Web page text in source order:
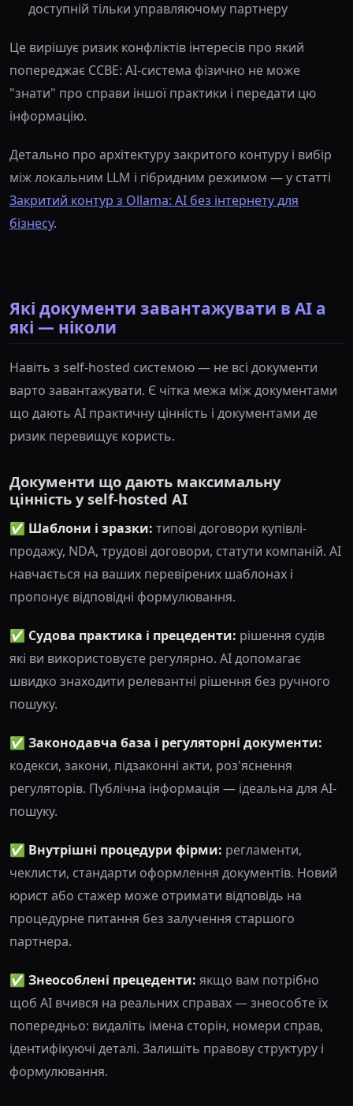
доступній тільки управляючому партнеру
Це вирішує ризик конфліктів інтересів про який
попереджає CCBE: AI-система фізично не може
"знати" про справи іншої практики і передати цю
інформацію.
Детально про архітектуру закритого контуру і вибір
між локальним LLM і гібридним режимом — у статті
Закритий контур з Ollama: AI без інтернету для
бізнесу.
Які документи завантажувати в AI а
які — ніколи
Навіть з self-hosted системою — не всі документи
варто завантажувати. Є чітка межа між документами
що дають AI практичну цінність і документами де
ризик перевищує користь.
Документи що дають максимальну
цінність у self-hosted AI
✅ Шаблони і зразки: типові договори купівлі-
продажу, NDA, трудові договори, статути компаній. AI
навчається на ваших перевірених шаблонах і
пропонує відповідні формулювання.
✅ Судова практика і прецеденти: рішення судів
які ви використовуєте регулярно. AI допомагає
швидко знаходити релевантні рішення без ручного
пошуку.
✅ Законодавча база і регуляторні документи:
кодекси, закони, підзаконні акти, роз'яснення
регуляторів. Публічна інформація — ідеальна для AI-
пошуку.
✅ Внутрішні процедури фірми: регламенти,
чеклисти, стандарти оформлення документів. Новий
юрист або стажер може отримати відповідь на
процедурне питання без залучення старшого
партнера.
✅ Знеособлені прецеденти: якщо вам потрібно
щоб AI вчився на реальних справах — знеособте їх
попередньо: видаліть імена сторін, номери справ,
ідентифікуючі деталі. Залишіть правову структуру і
формулювання.